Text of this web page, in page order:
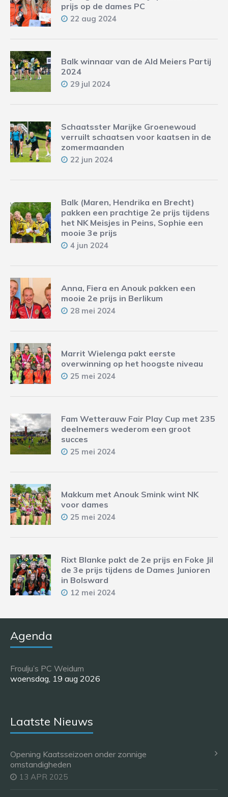
prijs op de dames PC
22 aug 2024
Balk winnaar van de Ald Meiers Partij
2024
29 jul 2024
Schaatsster Marijke Groenewoud
verruilt schaatsen voor kaatsen in de
zomermaanden
22 jun 2024
Balk (Maren, Hendrika en Brecht)
pakken een prachtige 2e prijs tijdens
het NK Meisjes in Peins, Sophie een
mooie 3e prijs
4 jun 2024
Anna, Fiera en Anouk pakken een
mooie 2e prijs in Berlikum
28 mei 2024
Marrit Wielenga pakt eerste
overwinning op het hoogste niveau
25 mei 2024
Fam Wetterauw Fair Play Cup met 235
deelnemers wederom een groot
succes
25 mei 2024
Makkum met Anouk Smink wint NK
voor dames
25 mei 2024
Rixt Blanke pakt de 2e prijs en Foke Jil
de 3e prijs tijdens de Dames Junioren
in Bolsward
12 mei 2024
Agenda
Froulju’s PC Weidum
woensdag, 19 aug 2026
Laatste Nieuws
Opening Kaatsseizoen onder zonnige
omstandigheden
13 APR 2025